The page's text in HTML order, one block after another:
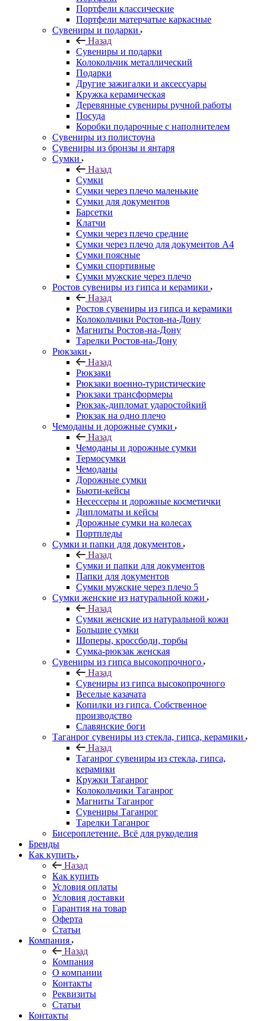
Портфели классические
Портфели матерчатые каркасные
Сувениры и подарки
Назад
Сувениры и подарки
Колокольчик металлический
Подарки
Другие зажигалки и аксессуары
Кружка керамическая
Деревянные сувениры ручной работы
Посуда
Коробки подарочные с наполнителем
Сувениры из полистоуна
Сувениры из бронзы и янтаря
Сумки
Назад
Сумки
Сумки через плечо маленькие
Сумки для документов
Барсетки
Клатчи
Сумки через плечо средние
Сумки через плечо для документов А4
Сумки поясные
Сумки спортивные
Сумки мужские через плечо
Ростов сувениры из гипса и керамики
Назад
Ростов сувениры из гипса и керамики
Колокольчики Ростов-на-Дону
Магниты Ростов-на-Дону
Тарелки Ростов-на-Дону
Рюкзаки
Назад
Рюкзаки
Рюкзаки военно-туристические
Рюкзаки трансформеры
Рюкзак-дипломат ударостойкий
Рюкзак на одно плечо
Чемоданы и дорожные сумки
Назад
Чемоданы и дорожные сумки
Термосумки
Чемоданы
Дорожные сумки
Бьюти-кейсы
Несессеры и дорожные косметички
Дипломаты и кейсы
Дорожные сумки на колесах
Портпледы
Сумки и папки для документов
Назад
Сумки и папки для документов
Папки для документов
Сумки мужские через плечо 5
Сумки женские из натуральной кожи
Назад
Сумки женские из натуральной кожи
Большие сумки
Шоперы, кроссбоди, торбы
Сумка-рюкзак женская
Сувениры из гипса высокопрочного
Назад
Сувениры из гипса высокопрочного
Веселые казачата
Копилки из гипса. Собственное
производство
Славянские боги
Таганрог сувениры из стекла, гипса, керамики
Назад
Таганрог сувениры из стекла, гипса,
керамики
Кружки Таганрог
Колокольчики Таганрог
Магниты Таганрог
Сувениры Таганрог
Тарелки Таганрог
Бисероплетение. Всё для рукоделия
Бренды
Как купить
Назад
Как купить
Условия оплаты
Условия доставки
Гарантия на товар
Оферта
Статьи
Компания
Назад
Компания
О компании
Контакты
Реквизиты
Статьи
Контакты